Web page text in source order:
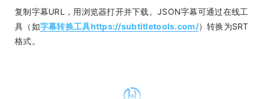
复制字幕URL，用浏览器打开并下载。JSON字幕可通过在线工
具（如字幕转换工具https://subtitletools.com/）转换为SRT
格式。